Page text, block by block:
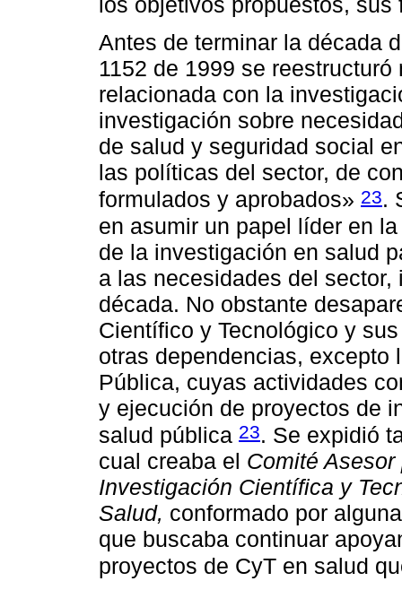
Antes de terminar la década
1152 de 1999 se
relacionada con la
investigación sobre
de salud y seguridad social
las políticas del sector, de
formulados y aprobados» 23.
en asumir un papel líder en
de la investigación en salud
a las necesidades del
década. No obstante
Científico y Tecnológico y
otras dependencias, excepto
Pública, cuyas actividades
y ejecución de proyectos de
salud pública 23. Se expidió
cual creaba el Comité
Investigación Científica y
Salud, conformado por
que buscaba continuar
proyectos de CyT en salud